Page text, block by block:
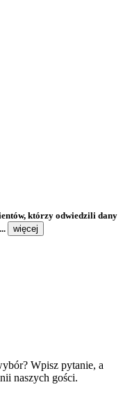
którzy odwiedzili dany
więcej
Wpisz pytanie, a
naszych gości.